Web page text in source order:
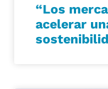
“Los
acelerar